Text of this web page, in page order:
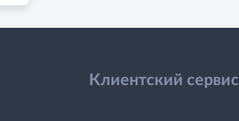
Клиентский сервис